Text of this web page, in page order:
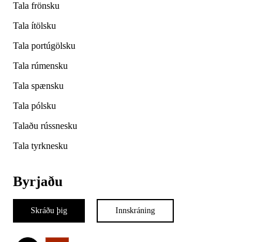
Tala frönsku
Tala ítölsku
Tala portúgölsku
Tala rúmensku
Tala spænsku
Tala pólsku
Talaðu rússnesku
Tala tyrknesku
Byrjaðu
Skráðu þig Innskráning